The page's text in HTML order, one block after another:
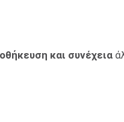
και συνέχεια